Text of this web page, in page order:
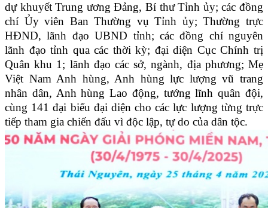
dự khuyết Trung ương Đảng, Bí thư Tỉnh ủy; các đồng
chí Ủy viên Ban Thường vụ Tỉnh ủy; Thường trực
HĐND, lãnh đạo UBND tỉnh; các đồng chí nguyên
lãnh đạo tỉnh qua các thời kỳ; đại diện Cục Chính trị
Quân khu 1; lãnh đạo các sở, ngành, địa phương; Mẹ
Việt Nam Anh hùng, Anh hùng lực lượng vũ trang
nhân dân, Anh hùng Lao động, tướng lĩnh quân đội,
cùng 141 đại biểu đại diện cho các lực lượng từng trực
tiếp tham gia chiến đấu vì độc lập, tự do của dân tộc.